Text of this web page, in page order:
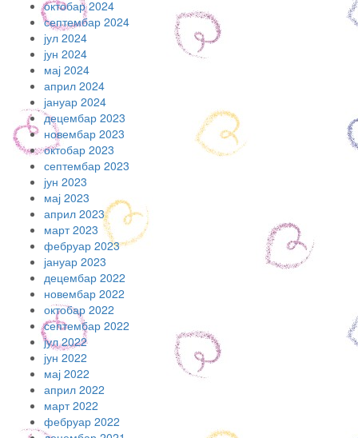
октобар 2024
септембар 2024
јул 2024
јун 2024
мај 2024
април 2024
јануар 2024
децембар 2023
новембар 2023
октобар 2023
септембар 2023
јун 2023
мај 2023
април 2023
март 2023
фебруар 2023
јануар 2023
децембар 2022
новембар 2022
октобар 2022
септембар 2022
јул 2022
јун 2022
мај 2022
април 2022
март 2022
фебруар 2022